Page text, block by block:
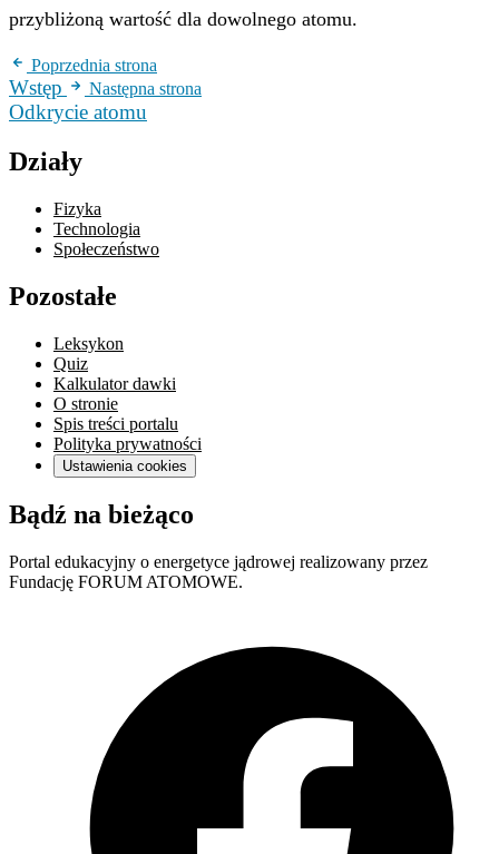
przybliżoną wartość dla dowolnego atomu.
Poprzednia strona
Wstęp Następna strona
Odkrycie atomu
Działy
Fizyka
Technologia
Społeczeństwo
Pozostałe
Leksykon
Quiz
Kalkulator dawki
O stronie
Spis treści portalu
Polityka prywatności
Ustawienia cookies
Bądź na bieżąco
Portal edukacyjny o energetyce jądrowej realizowany przez
Fundację FORUM ATOMOWE.